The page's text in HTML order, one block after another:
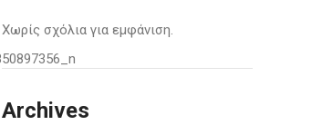
Χωρίς σχόλια για εμφάνιση.
Archives